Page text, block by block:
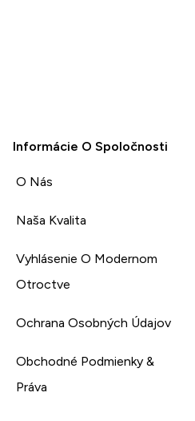
Informácie O Spoločnosti
O Nás
Naša Kvalita
Vyhlásenie O Modernom
Otroctve
Ochrana Osobných Údajov
Obchodné Podmienky &
Práva